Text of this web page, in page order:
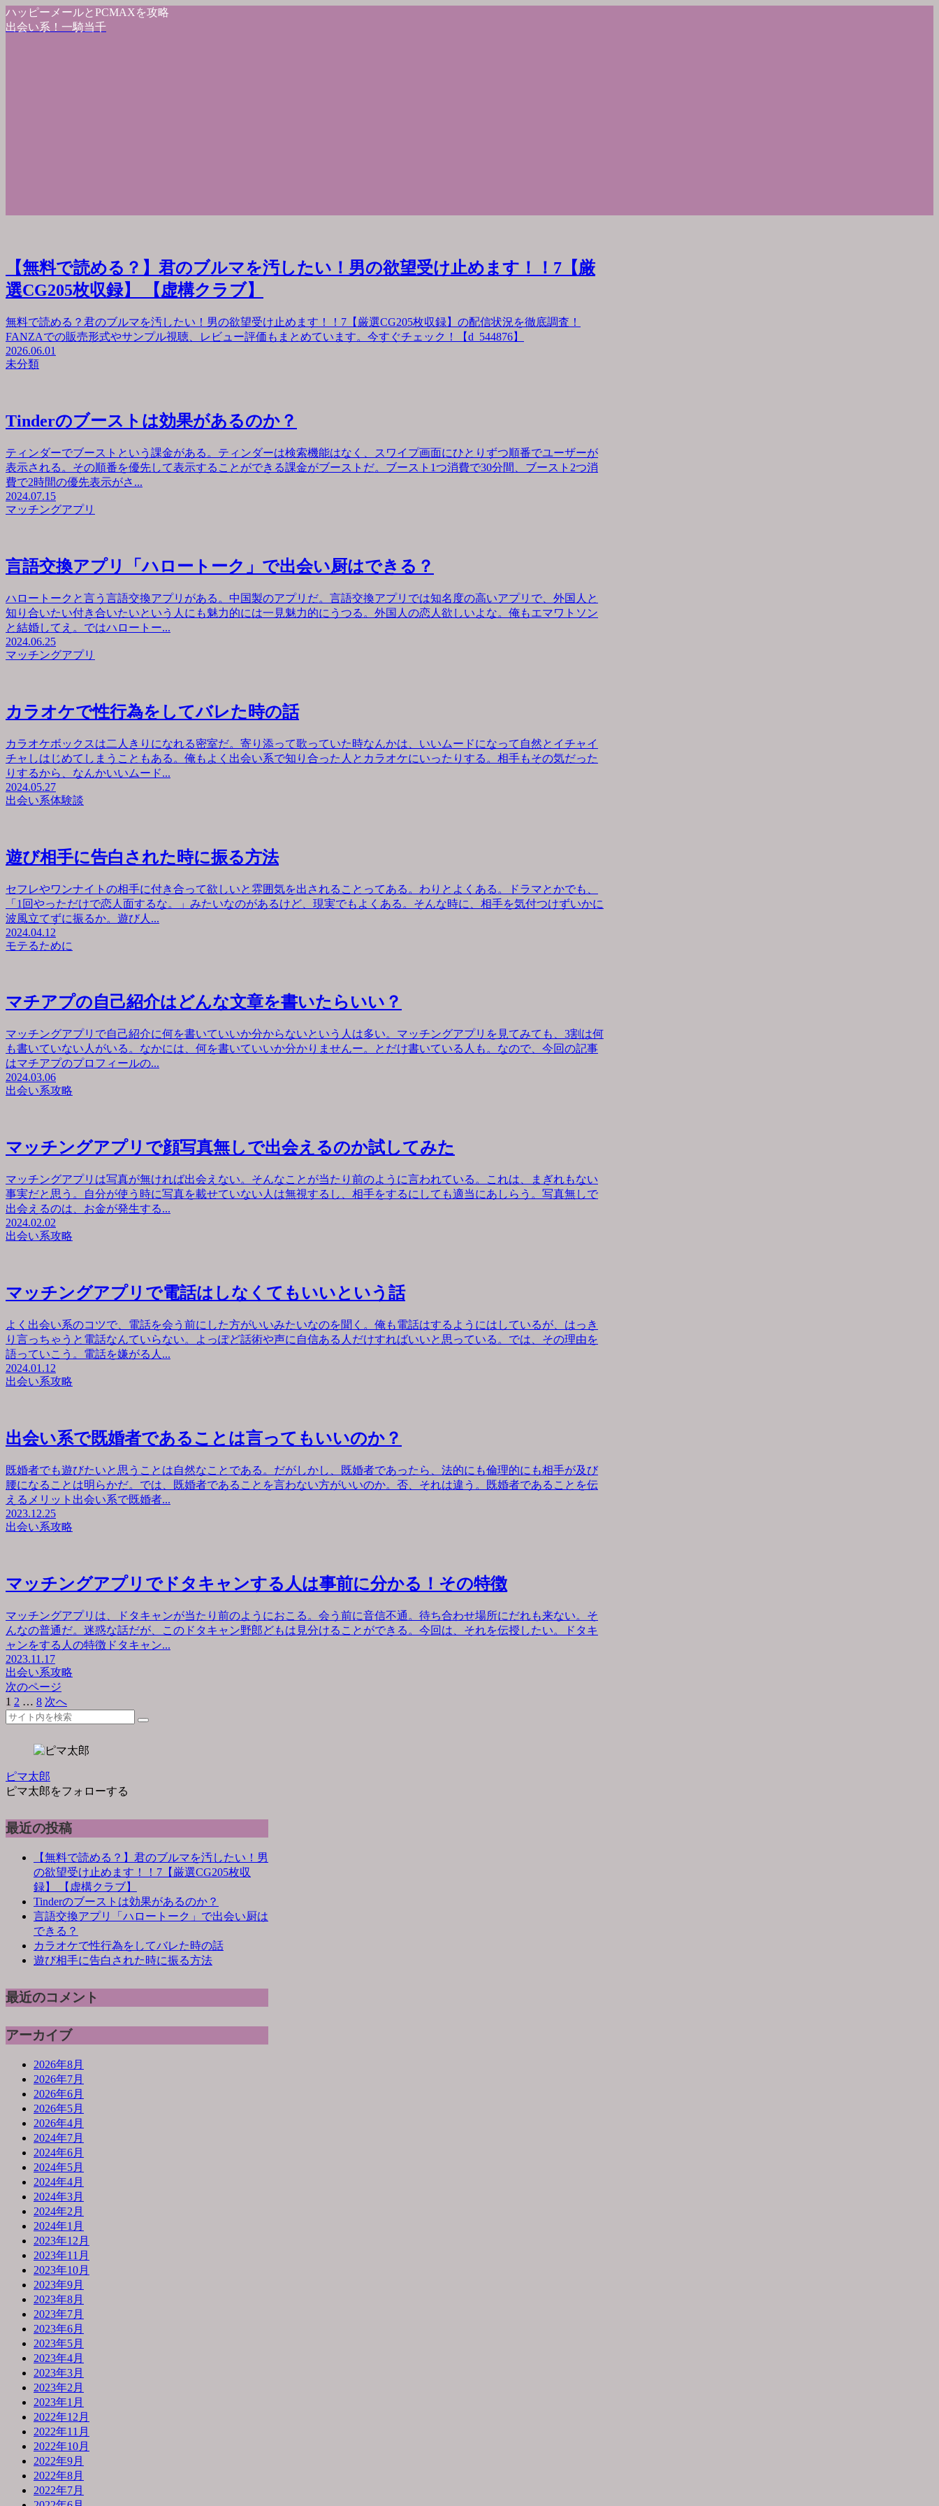
ハッピーメールとPCMAXを攻略
出会い系！一騎当千
【無料で読める？】君のブルマを汚したい！男の欲望受け止めます！！7【厳
選CG205枚収録】 【虚構クラブ】
無料で読める？君のブルマを汚したい！男の欲望受け止めます！！7【厳選CG205枚収録】の配信状況を徹底調査！
FANZAでの販売形式やサンプル視聴、レビュー評価もまとめています。今すぐチェック！【d_544876】
2026.06.01
未分類
Tinderのブーストは効果があるのか？
ティンダーでブーストという課金がある。ティンダーは検索機能はなく、スワイプ画面にひとりずつ順番でユーザーが
表示される。その順番を優先して表示することができる課金がブーストだ。ブースト1つ消費で30分間、ブースト2つ消
費で2時間の優先表示がさ...
2024.07.15
マッチングアプリ
言語交換アプリ「ハロートーク」で出会い厨はできる？
ハロートークと言う言語交換アプリがある。中国製のアプリだ。言語交換アプリでは知名度の高いアプリで、外国人と
知り合いたい付き合いたいという人にも魅力的には一見魅力的にうつる。外国人の恋人欲しいよな。俺もエマワトソン
と結婚してえ。ではハロートー...
2024.06.25
マッチングアプリ
カラオケで性行為をしてバレた時の話
カラオケボックスは二人きりになれる密室だ。寄り添って歌っていた時なんかは、いいムードになって自然とイチャイ
チャしはじめてしまうこともある。俺もよく出会い系で知り合った人とカラオケにいったりする。相手もその気だった
りするから、なんかいいムード...
2024.05.27
出会い系体験談
遊び相手に告白された時に振る方法
セフレやワンナイトの相手に付き合って欲しいと雰囲気を出されることってある。わりとよくある。ドラマとかでも、
「1回やっただけで恋人面するな。」みたいなのがあるけど、現実でもよくある。そんな時に、相手を気付つけずいかに
波風立てずに振るか。遊び人...
2024.04.12
モテるために
マチアプの自己紹介はどんな文章を書いたらいい？
マッチングアプリで自己紹介に何を書いていいか分からないという人は多い。マッチングアプリを見てみても、3割は何
も書いていない人がいる。なかには、何を書いていいか分かりませんー。とだけ書いている人も。なので、今回の記事
はマチアプのプロフィールの...
2024.03.06
出会い系攻略
マッチングアプリで顔写真無しで出会えるのか試してみた
マッチングアプリは写真が無ければ出会えない。そんなことが当たり前のように言われている。これは、まぎれもない
事実だと思う。自分が使う時に写真を載せていない人は無視するし、相手をするにしても適当にあしらう。写真無しで
出会えるのは、お金が発生する...
2024.02.02
出会い系攻略
マッチングアプリで電話はしなくてもいいという話
よく出会い系のコツで、電話を会う前にした方がいいみたいなのを聞く。俺も電話はするようにはしているが、はっき
り言っちゃうと電話なんていらない。よっぽど話術や声に自信ある人だけすればいいと思っている。では、その理由を
語っていこう。電話を嫌がる人...
2024.01.12
出会い系攻略
出会い系で既婚者であることは言ってもいいのか？
既婚者でも遊びたいと思うことは自然なことである。だがしかし、既婚者であったら、法的にも倫理的にも相手が及び
腰になることは明らかだ。では、既婚者であることを言わない方がいいのか。否、それは違う。既婚者であることを伝
えるメリット出会い系で既婚者...
2023.12.25
出会い系攻略
マッチングアプリでドタキャンする人は事前に分かる！その特徴
マッチングアプリは、ドタキャンが当たり前のようにおこる。会う前に音信不通。待ち合わせ場所にだれも来ない。そ
んなの普通だ。迷惑な話だが、このドタキャン野郎どもは見分けることができる。今回は、それを伝授したい。ドタキ
ャンをする人の特徴ドタキャン...
2023.11.17
出会い系攻略
次のページ
1 2 … 8 次へ
ピマ太郎
ピマ太郎をフォローする
最近の投稿
【無料で読める？】君のブルマを汚したい！男
の欲望受け止めます！！7【厳選CG205枚収
録】 【虚構クラブ】
Tinderのブーストは効果があるのか？
言語交換アプリ「ハロートーク」で出会い厨は
できる？
カラオケで性行為をしてバレた時の話
遊び相手に告白された時に振る方法
最近のコメント
アーカイブ
2026年8月
2026年7月
2026年6月
2026年5月
2026年4月
2024年7月
2024年6月
2024年5月
2024年4月
2024年3月
2024年2月
2024年1月
2023年12月
2023年11月
2023年10月
2023年9月
2023年8月
2023年7月
2023年6月
2023年5月
2023年4月
2023年3月
2023年2月
2023年1月
2022年12月
2022年11月
2022年10月
2022年9月
2022年8月
2022年7月